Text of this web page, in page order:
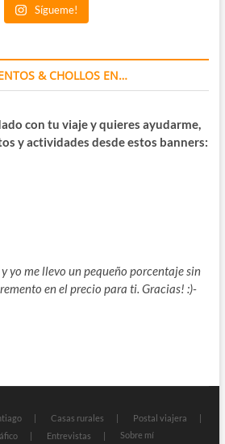
Sígueme!
& CHOLLOS EN…
con tu viaje y quieres ayudarme,
y actividades desde estos banners:
yo me llevo un pequeño porcentaje sin
en el precio para ti. Gracias! :)-
Casas rurales
Postal viajera
Entrevistas Sobre mí